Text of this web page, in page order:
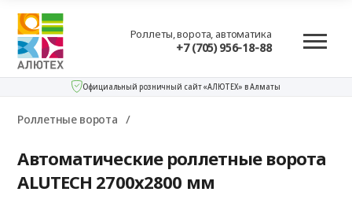
Роллеты, ворота, автоматика
+7 (705) 956-18-88
Официальный розничный сайт «АЛЮТЕХ» в Алматы
Роллетные ворота
Автоматические роллетные ворота
ALUTECH 2700x2800 мм